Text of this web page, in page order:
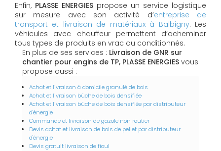
Enfin, PLASSE ENERGIES propose un service logistique
sur mesure avec son activité d’entreprise de
transport et livraison de matériaux à Balbigny. Les
véhicules avec chauffeur permettent d’acheminer
tous types de produits en vrac ou conditionnés.
En plus de ses services : Livraison de GNR sur
chantier pour engins de TP, PLASSE ENERGIES vous
propose aussi :
Achat et livraison à domicile granulé de bois
Achat et livraison bûche de bois densifiée
Achat et livraison bûche de bois densifiée par distributeur
d'énergie
Commande et livraison de gazole non routier
Devis achat et livraison de bois de pellet par distributeur
d'énergie
Devis gratuit livraison de fioul